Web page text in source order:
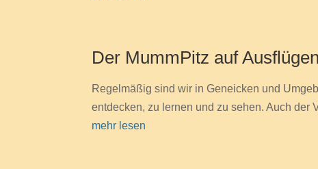
Der MummPitz auf Ausflügen
Regelmäßig sind wir in Geneicken und
entdecken, zu lernen und zu sehen. Auch der
mehr lesen